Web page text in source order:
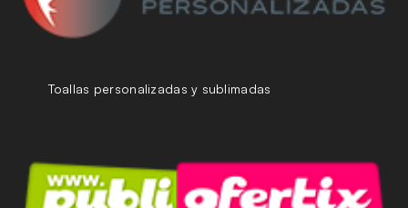
Toallas personalizadas y sublimadas